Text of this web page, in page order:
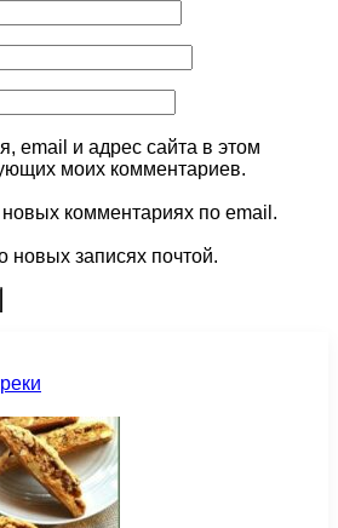
email и адрес сайта в этом
моих комментариев.
комментариях по email.
новых записях почтой.